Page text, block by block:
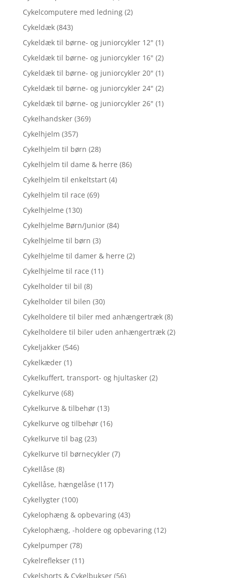
Cykelcomputere med ledning (2)
Cykeldæk (843)
Cykeldæk til børne- og juniorcykler 12" (1)
Cykeldæk til børne- og juniorcykler 16" (2)
Cykeldæk til børne- og juniorcykler 20" (1)
Cykeldæk til børne- og juniorcykler 24" (2)
Cykeldæk til børne- og juniorcykler 26" (1)
Cykelhandsker (369)
Cykelhjelm (357)
Cykelhjelm til børn (28)
Cykelhjelm til dame & herre (86)
Cykelhjelm til enkeltstart (4)
Cykelhjelm til race (69)
Cykelhjelme (130)
Cykelhjelme Børn/Junior (84)
Cykelhjelme til børn (3)
Cykelhjelme til damer & herre (2)
Cykelhjelme til race (11)
Cykelholder til bil (8)
Cykelholder til bilen (30)
Cykelholdere til biler med anhængertræk (8)
Cykelholdere til biler uden anhængertræk (2)
Cykeljakker (546)
Cykelkæder (1)
Cykelkuffert, transport- og hjultasker (2)
Cykelkurve (68)
Cykelkurve & tilbehør (13)
Cykelkurve og tilbehør (16)
Cykelkurve til bag (23)
Cykelkurve til børnecykler (7)
Cykellåse (8)
Cykellåse, hængelåse (117)
Cykellygter (100)
Cykelophæng & opbevaring (43)
Cykelophæng, -holdere og opbevaring (12)
Cykelpumper (78)
Cykelreflekser (11)
Cykelshorts & Cykelbukser (56)